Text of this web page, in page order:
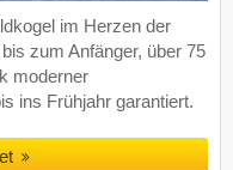
im Herzen der
zum Anfänger, über 75
moderner
ins Frühjahr garantiert.